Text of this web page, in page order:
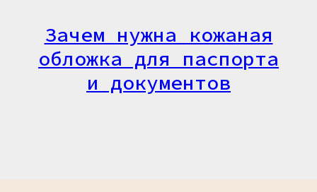
Зачем нужна кожаная
обложка для паспорта
и документов